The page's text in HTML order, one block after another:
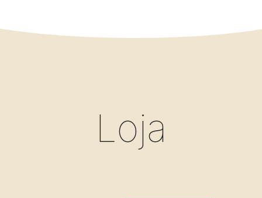
Loja